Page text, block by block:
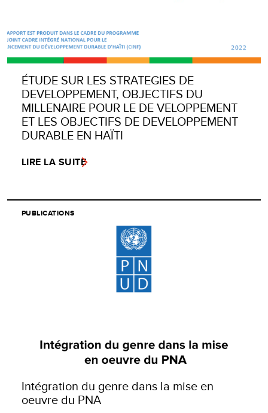
ÉTUDE SUR LES STRATEGIES DE
DEVELOPPEMENT, OBJECTIFS DU
MILLENAIRE POUR LE DE VELOPPEMENT
ET LES OBJECTIFS DE DEVELOPPEMENT
DURABLE EN HAÏTI
LIRE LA SUITE
PUBLICATIONS
Intégration du genre dans la mise en
oeuvre du PNA